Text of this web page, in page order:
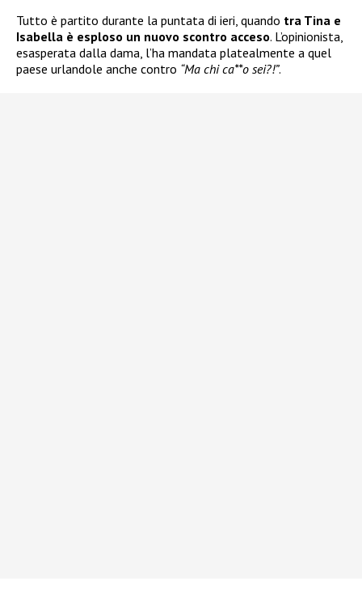
Tutto è partito durante la puntata di ieri, quando tra Tina e
Isabella è esploso un nuovo scontro acceso. L’opinionista,
esasperata dalla dama, l’ha mandata platealmente a quel
paese urlandole anche contro “Ma chi ca**o sei?!”.